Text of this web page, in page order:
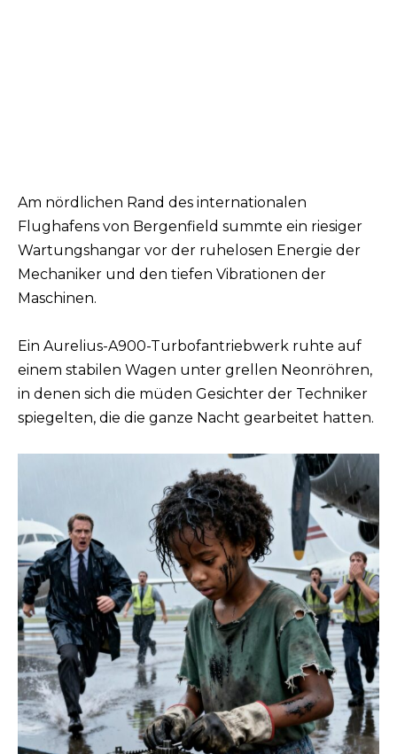
Am nördlichen Rand des internationalen
Flughafens von Bergenfield summte ein riesiger
Wartungshangar vor der ruhelosen Energie der
Mechaniker und den tiefen Vibrationen der
Maschinen.
Ein Aurelius-A900-Turbofantriebwerk ruhte auf
einem stabilen Wagen unter grellen Neonröhren,
in denen sich die müden Gesichter der Techniker
spiegelten, die die ganze Nacht gearbeitet hatten.